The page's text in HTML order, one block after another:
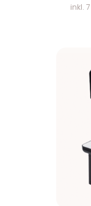
inkl.